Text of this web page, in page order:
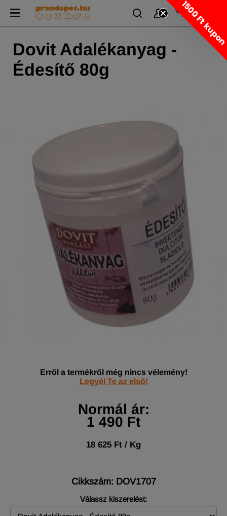
Dovit Adalékanyag -
Édesítő 80g
Erről a termékről még nincs vélemény!
Legyél Te az első!
Normál ár:
1 490 Ft
18 625 Ft / Kg
Cikkszám: DOV1707
Válassz kiszerelést:
1500 Ft